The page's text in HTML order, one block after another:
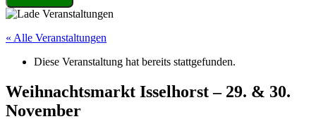
« Alle Veranstaltungen
Diese Veranstaltung hat bereits stattgefunden.
Weihnachtsmarkt Isselhorst – 29. & 30.
November